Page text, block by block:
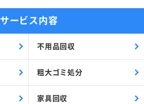
サービス内容
不用品回収
粗大ゴミ処分
家具回収